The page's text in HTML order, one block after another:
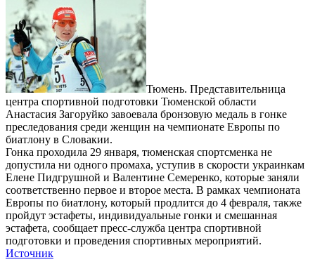
Тюмень. Представительница
центра спортивной подготовки Тюменской области
Анастасия Загоруйко завоевала бронзовую медаль в гонке
преследования среди женщин на чемпионате Европы по
биатлону в Словакии.
Гонка проходила 29 января, тюменская спортсменка не
допустила ни одного промаха, уступив в скорости украинкам
Елене Пидгрушной и Валентине Семеренко, которые заняли
соответственно первое и второе места. В рамках чемпионата
Европы по биатлону, который продлится до 4 февраля, также
пройдут эстафеты, индивидуальные гонки и смешанная
эстафета, сообщает пресс-служба центра спортивной
подготовки и проведения спортивных мероприятий.
Источник